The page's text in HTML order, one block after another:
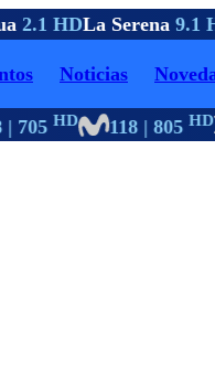
2.1 HDLa Serena9.1
Noticias
705HD 118 | 805HD